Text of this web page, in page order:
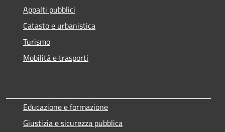
Appalti pubblici
Catasto e urbanistica
Turismo
Mobilità e trasporti
Educazione e formazione
Giustizia e sicurezza pubblica